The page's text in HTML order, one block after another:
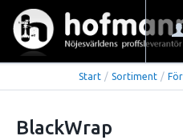
Start / Sortiment /
BlackWrap